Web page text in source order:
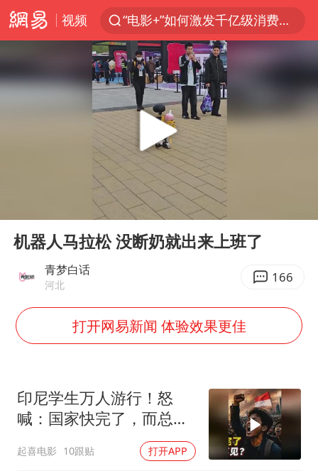
视频
“电影+”如何激发千亿级消费新活力？
“秋天的第一杯奶茶”6岁了
四川宜宾高县4.9级地震致1死
国乒男单横滨冠军赛全军覆没
38岁演员求职万岁山NPC成功
胡彦斌获《歌手2026》歌王
中巨芯：上半年归母净利润1405.77万元
东航：国内客票提前14天免费退改
名创优品回应女子吐槽内裤质量差
百花奖开幕式
胡彦斌韩磊 谁帮谁
Play
机器人马拉松 没断奶就出来上班了
青梦白话
河北 166
打开网易新闻 体验效果更佳
印尼学生万人游行！怒
喊：国家快完了，而总统
起喜电影 10跟贴 打开APP